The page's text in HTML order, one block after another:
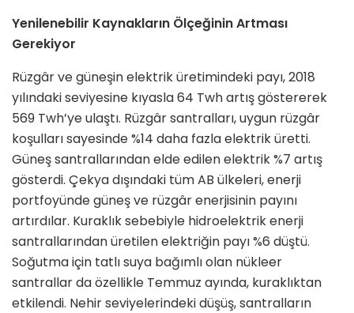
Yenilenebilir Kaynakların Ölçeğinin Artması
Gerekiyor
Rüzgâr ve güneşin elektrik üretimindeki payı, 2018
yılındaki seviyesine kıyasla 64 Twh artış göstererek
569 Twh’ye ulaştı. Rüzgâr santralları, uygun rüzgâr
koşulları sayesinde %14 daha fazla elektrik üretti.
Güneş santrallarından elde edilen elektrik %7 artış
gösterdi. Çekya dışındaki tüm AB ülkeleri, enerji
portfoyünde güneş ve rüzgâr enerjisinin payını
artırdılar. Kuraklık sebebiyle hidroelektrik enerji
santrallarından üretilen elektriğin payı %6 düştü.
Soğutma için tatlı suya bağımlı olan nükleer
santrallar da özellikle Temmuz ayında, kuraklıktan
etkilendi. Nehir seviyelerindeki düşüş, santralların